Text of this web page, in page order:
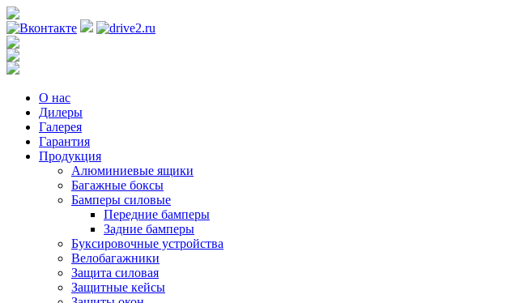
О нас
Дилеры
Галерея
Гарантия
Продукция
Алюминиевые ящики
Багажные боксы
Бамперы силовые
Передние бамперы
Задние бамперы
Буксировочные устройства
Велобагажники
Защита силовая
Защитные кейсы